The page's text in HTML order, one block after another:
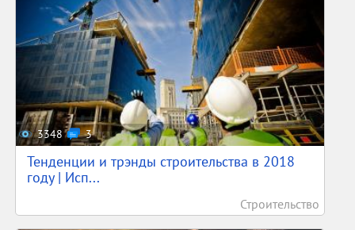
3348 3
Тенденции и трэнды строительства в 2018
году | Исп...
Строительство